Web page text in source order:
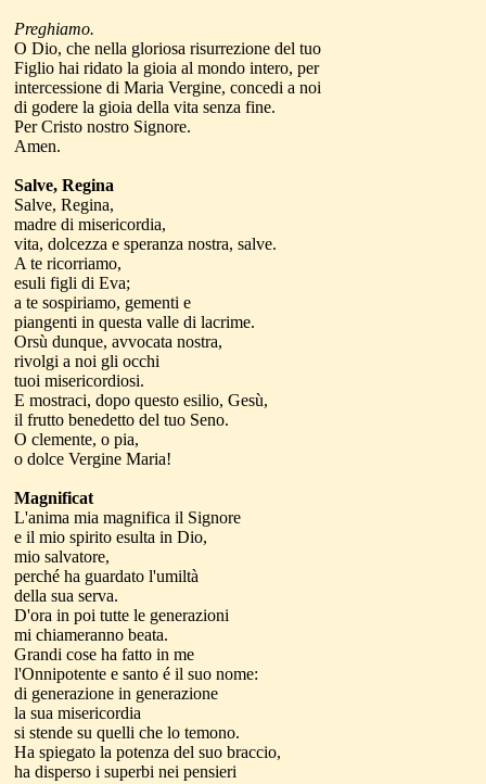
Preghiamo.
O Dio, che nella gloriosa risurrezione del tuo
Figlio hai ridato la gioia al mondo intero, per
intercessione di Maria Vergine, concedi a noi
di godere la gioia della vita senza fine.
Per Cristo nostro Signore.
Amen.
Salve, Regina
Salve, Regina,
madre di misericordia,
vita, dolcezza e speranza nostra, salve.
A te ricorriamo,
esuli figli di Eva;
a te sospiriamo, gementi e
piangenti in questa valle di lacrime.
Orsù dunque, avvocata nostra,
rivolgi a noi gli occhi
tuoi misericordiosi.
E mostraci, dopo questo esilio, Gesù,
il frutto benedetto del tuo Seno.
O clemente, o pia,
o dolce Vergine Maria!
Magnificat
L'anima mia magnifica il Signore
e il mio spirito esulta in Dio,
mio salvatore,
perché ha guardato l'umiltà
della sua serva.
D'ora in poi tutte le generazioni
mi chiameranno beata.
Grandi cose ha fatto in me
l'Onnipotente e santo é il suo nome:
di generazione in generazione
la sua misericordia
si stende su quelli che lo temono.
Ha spiegato la potenza del suo braccio,
ha disperso i superbi nei pensieri